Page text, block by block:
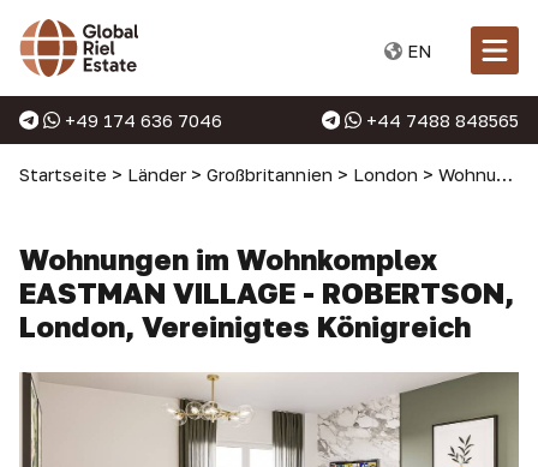
EN
+49 174 636 7046 +44 7488 848565
Startseite > Länder > Großbritannien > London > Wohnungen in London
Wohnungen im Wohnkomplex
EASTMAN VILLAGE - ROBERTSON,
London, Vereinigtes Königreich